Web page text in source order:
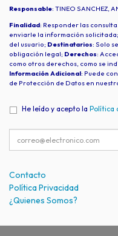
Responsable: TINEO SANCHEZ,
Finalidad: Responder las
enviarle la información
del usuario; Destinatarios: Solo
obligación legal; Derechos:
como otros derechos, como se
Información Adicional: Puede
de Protección de Datos en
He leído y acepto la Política
Contacto
Política Privacidad
¿Quienes Somos?